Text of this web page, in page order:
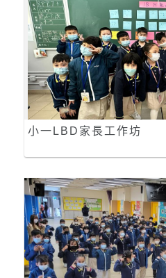
小一LBD家長工作坊